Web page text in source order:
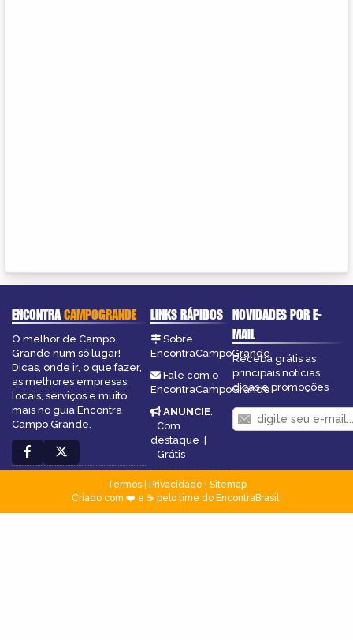
ENCONTRACAMPOGRANDE
O melhor de Campo
Grande num só lugar!
Dicas, onde ir, o que fazer,
as melhores empresas,
locais, serviços e muito
mais no guia Encontra
Campo Grande.
LINKS RÁPIDOS
Sobre
EncontraCampoGrande
Fale com o
EncontraCampoGrande
ANUNCIE:
Com
destaque |
Grátis
NOVIDADES POR E-
MAIL
Receba grátis as
principais notícias,
dicas e promoções
Termos| Privacidade
Sitemap
Criado com ❤️ e ☕ pelo time do EncontraBrasil